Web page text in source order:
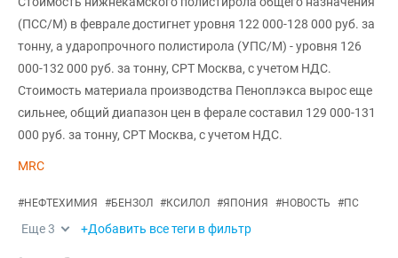
(ПСС/М) в феврале достигнет уровня 122 000-128 000 руб. за
тонну, а ударопрочного полистирола (УПС/М) - уровня 126
000-132 000 руб. за тонну, CPT Москва, с учетом НДС.
Стоимость материала производства Пеноплэкса вырос еще
сильнее, общий диапазон цен в ферале составил 129 000-131
000 руб. за тонну, CPT Москва, с учетом НДС.
MRC
#НЕФТЕХИМИЯ #БЕНЗОЛ #КСИЛОЛ #ЯПОНИЯ #НОВОСТЬ #ПС
Еще3 +Добавить все теги в фильтр